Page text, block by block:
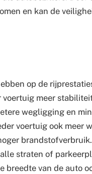
en kan de
op de
meer
wegligging en
voertuig ook meer
straten of
breedte van de auto